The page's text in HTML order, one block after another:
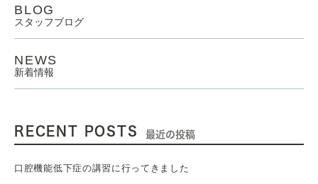
BLOG
スタッフブログ
NEWS
新着情報
RECENT POSTS 最近の投稿
口腔機能低下症の講習に行ってきました